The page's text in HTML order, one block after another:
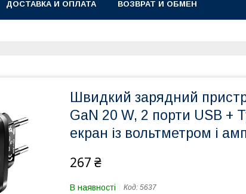
ДОСТАВКА И ОПЛАТА ВОЗВРАТ И ОБМЕН
Швидкий зарядний
GaN 20 W, 2 порти USB +
екран із вольтметром і
267 ₴
В наявності Код: 5637